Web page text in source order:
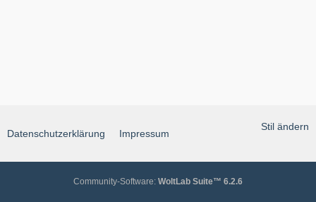
Stil ändern
Datenschutzerklärung Impressum
Community-Software: WoltLab Suite™ 6.2.6